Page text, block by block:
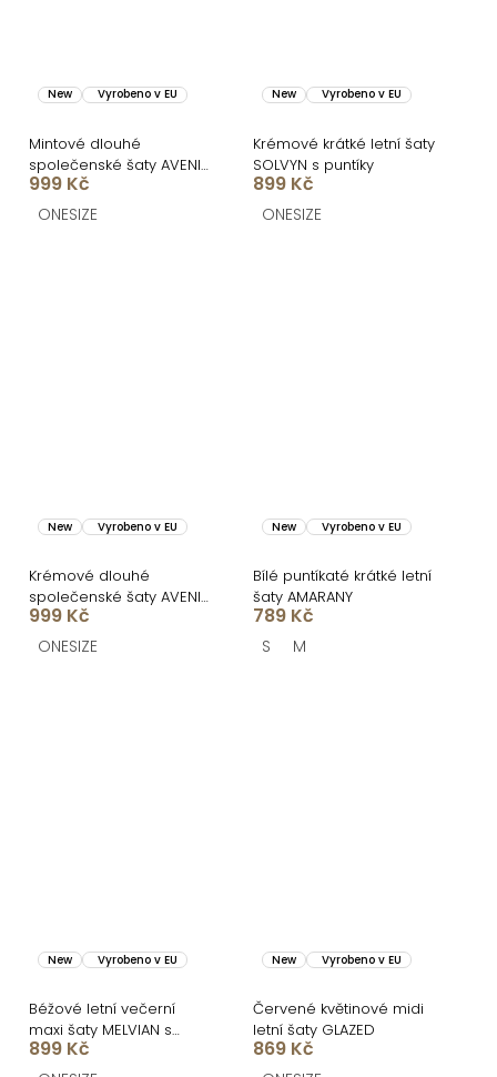
New Vyrobeno v EU
Mintové dlouhé
společenské šaty AVENIA
na ramínka
999 Kč
ONESIZE
New Vyrobeno v EU
Krémové krátké letní šaty
SOLVYN s puntíky
899 Kč
ONESIZE
New Vyrobeno v EU
Krémové dlouhé
společenské šaty AVENIA
na ramínka
999 Kč
ONESIZE
New Vyrobeno v EU
Bílé puntíkaté krátké letní
šaty AMARANY
789 Kč
S M
New Vyrobeno v EU
Béžové letní večerní
maxi šaty MELVIAN s
krajkou
899 Kč
New Vyrobeno v EU
Červené květinové midi
letní šaty GLAZED
869 Kč